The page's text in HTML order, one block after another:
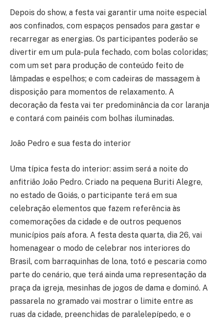
Depois do show, a festa vai garantir uma noite especial
aos confinados, com espaços pensados para gastar e
recarregar as energias. Os participantes poderão se
divertir em um pula-pula fechado, com bolas coloridas;
com um set para produção de conteúdo feito de
lâmpadas e espelhos; e com cadeiras de massagem à
disposição para momentos de relaxamento. A
decoração da festa vai ter predominância da cor laranja
e contará com painéis com bolhas iluminadas.
João Pedro e sua festa do interior
Uma típica festa do interior: assim será a noite do
anfitrião João Pedro. Criado na pequena Buriti Alegre,
no estado de Goiás, o participante terá em sua
celebração elementos que fazem referência às
comemorações da cidade e de outros pequenos
municípios país afora. A festa desta quarta, dia 26, vai
homenagear o modo de celebrar nos interiores do
Brasil, com barraquinhas de lona, totó e pescaria como
parte do cenário, que terá ainda uma representação da
praça da igreja, mesinhas de jogos de dama e dominó. A
passarela no gramado vai mostrar o limite entre as
ruas da cidade, preenchidas de paralelepípedo, e o